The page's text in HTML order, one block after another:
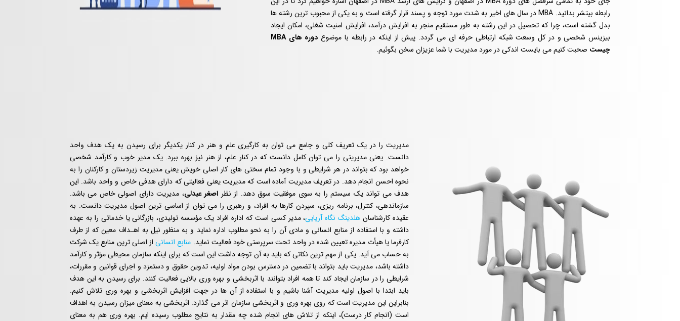
رابطه بیتشر بدانید. MBA در سال های اخیر به شدت مورد توجه و پسند قرار گرفته است و به یکی از محبوب ترین رشته ها
بدل گشته است، چرا که تحصیل در این رشته به طور مستقیم منجر به افزایش درآمد، افزایش امنیت شغلی، امکان ایجاد
بیزینس شخصی و در کل وسعت شبکه ارتباطی حرفه ای می گردد. پیش از اینکه در رابطه با موضوع
دوره های MBA
چیست صحبت کنیم می بایست اندکی در مورد مدیریت با شما عزیزان سخن بگوئیم.
مدیریت را در یک تعریف کلی و جامع می ‌توان به کارگیری علم و هنر در کنار یکدیگر برای رسیدن به یک هدف واحد
دانست. یعنی مدیریتی را می ‌توان کامل دانست که در کنار علم، از هنر نیز بهره ببرد. یک مدیر خوب و کارآمد شخصی
خواهد بود که بتواند در هر شرایطی و با وجود تمام سختی ‌های کار اصلی خویش یعنی مدیریت زیردستان و کارکنان را به
نحوه احسن انجام دهد. در تعریف مدیریت آماده است که مدیریت یعنی فعالیتی که دارای هدفی خاص و واحد باشد. این
هدف می تواند یک سیستم را به سوی موفقیت سوق دهد. از نظر اصغر عبدلی، مدیریت دارای اصولی خاص می باشد.
سازماندهی، کنترل، برنامه ریزی، سپردن کارها به افراد، و رهبری را می توان از اساسی ترین اصول مدیریت دانست. به
عقیده کارشناسان هلدینگ نگاه آریایی، مدیر کسی است که اداره افراد یک مؤسسه تولیدی، بازرگانی یا خدماتی را به عهده
داشته و با استفاده از منابع انسانی و مادی آن را به نحو مطلوب اداره نماید و به منظور نیل به اهـداف معین که از طرف
کارفرما یا هیأت مدیره تعیین شده در واحد تحت سرپرستی خود فعالیت نماید. منابع انسانیاز اصلی ترین منابع یک شرکت
به حساب می آید. یکی از مهم ترین نکاتی که باید به آن توجه داشت این است که برای اینکه سازمان محیطی مؤثر و کارآمد
داشته باشد، مدیریت باید بتواند با تضمین در دسترس بودن مواد اولیه، تدوین حقوق و دستمزد و اجرای قوانین و مقررات،
شرایطی را در سازمان ایجاد کند تا همه افراد بتوانند با اثربخشی و بهره ‌وری بالایی فعالیت کنند. برای رسیدن به این هدف
باید ابتدا با اصول اولیه مدیریت آشنا باشیم و با استفاده از آن‌ ها در جهت افزایش اثربخشی و بهره‌ وری تلاش کنیم.
بنابراین این مدیریت است که روی بهره‌ وری و اثربخشی سازمان اثر می ‌گذارد. اثربخشی به معنای میزان رسیدن به اهداف
است (انجام کار درست)، اینکه از تلاش ‌های انجام شده چه مقدار به نتایج مطلوب رسیده ‌ایم. بهره ‌وری هم به معنای